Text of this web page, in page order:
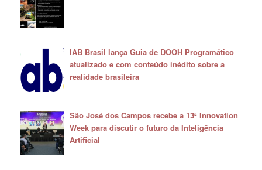
IAB Brasil lança Guia de DOOH Programático
atualizado e com conteúdo inédito sobre a
realidade brasileira
São José dos Campos recebe a 13ª Innovation
Week para discutir o futuro da Inteligência
Artificial